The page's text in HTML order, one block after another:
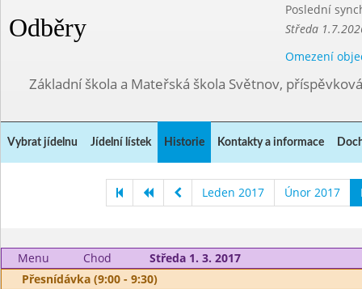
Odběry
Poslední
Středa
Omezení
Základní škola a Mateřská škola Světnov,
Vybrat jídelnu Jídelní lístek Historie Kontakty a informace
Leden 2017 Únor 2017
Menu Chod
Středa 1. 3. 2017
Přesnídávka (9:00 - 9:30)